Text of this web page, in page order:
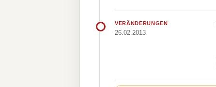
VERÄNDERUNGEN
26.02.2013